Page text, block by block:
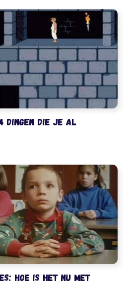
dingen die je al
hoe is het nu met